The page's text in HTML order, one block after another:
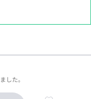
した。